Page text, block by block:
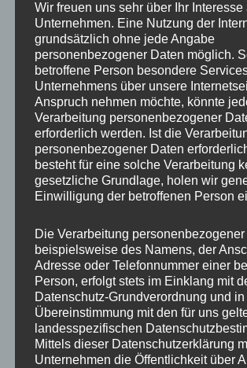
Zusätzliche Informationen
Rezensionen (0)
Gewicht 0,15 kg
Ähnliche Produkte
Wir freuen uns sehr über Ihr Interesse
Unternehmen. Eine Nutzung der
grundsätzlich ohne jede Angabe
personenbezogener Daten möglich.
betroffene Person besondere
Unternehmens über unsere
Anspruch nehmen möchte, könnte
Verarbeitung personenbezogener
erforderlich werden. Ist die
personenbezogener Daten
besteht für eine solche Verarbeitung
gesetzliche Grundlage, holen wir
Einwilligung der betroffenen Person
Die Verarbeitung personenbezogener
beispielsweise des Namens, der
Adresse oder Telefonnummer einer
Person, erfolgt stets im Einklang mit
Datenschutz-Grundverordnung und in
Übereinstimmung mit den für uns
landesspezifischen
Mittels dieser Datenschutzerklärung
Unternehmen die Öffentlichkeit über